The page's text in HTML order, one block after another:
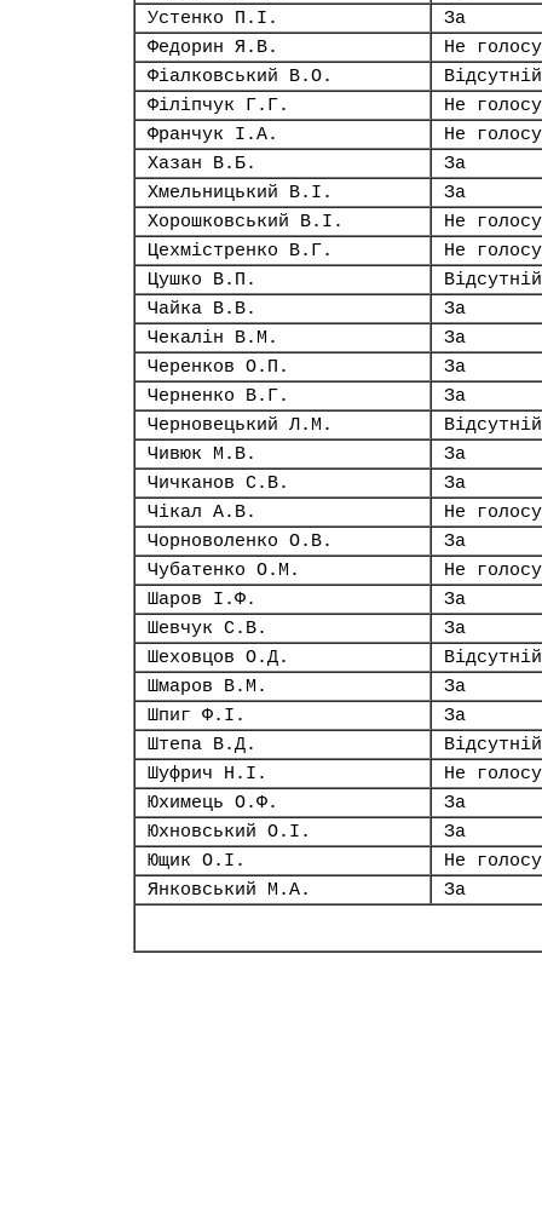
Устенко П.І.
За
Федорин Я.В.
Не
Фіалковський В.О.
Відсутній
Філіпчук Г.Г.
Не
Франчук І.А.
Не
Хазан В.Б.
За
Хмельницький В.І.
За
Хорошковський В.І.
Не
Цехмістренко В.Г.
Не
Цушко В.П.
Відсутній
Чайка В.В.
За
Чекалін В.М.
За
Черенков О.П.
За
Черненко В.Г.
За
Черновецький Л.М.
Відсутній
Чивюк М.В.
За
Чичканов С.В.
За
Чікал А.В.
Не
Чорноволенко О.В.
За
Чубатенко О.М.
Не
Шаров І.Ф.
За
Шевчук С.В.
За
Шеховцов О.Д.
Відсутній
Шмаров В.М.
За
Шпиг Ф.І.
За
Штепа В.Д.
Відсутній
Шуфрич Н.І.
Не
Юхимець О.Ф.
За
Юхновський О.І.
За
Ющик О.І.
Не
Янковський М.А.
За